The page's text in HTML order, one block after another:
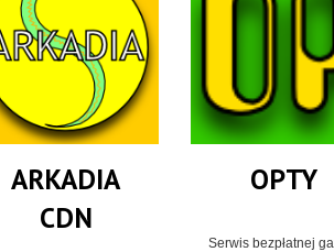
ARKADIA
CDN
OPTY
Serwis bezpłatnej